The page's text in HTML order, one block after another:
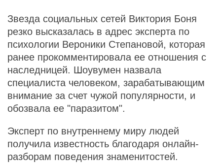
Звезда социальных сетей Виктория Боня
резко высказалась в адрес эксперта по
психологии Вероники Степановой, которая
ранее прокомментировала ее отношения с
наследницей. Шоувумен назвала
специалиста человеком, зарабатывающим
внимание за счет чужой популярности, и
обозвала ее "паразитом".
Эксперт по внутреннему миру людей
получила известность благодаря онлайн-
разборам поведения знаменитостей.